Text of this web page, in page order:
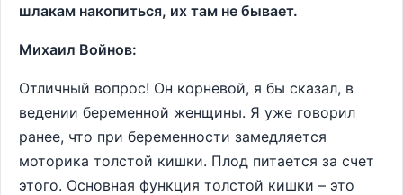
шлакам накопиться, их там не бывает.
Михаил Войнов:
Отличный вопрос! Он корневой, я бы сказал, в
ведении беременной женщины. Я уже говорил
ранее, что при беременности замедляется
моторика толстой кишки. Плод питается за счет
этого. Основная функция толстой кишки – это